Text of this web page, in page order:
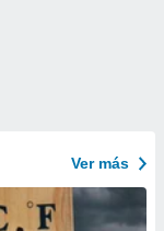
Ver más